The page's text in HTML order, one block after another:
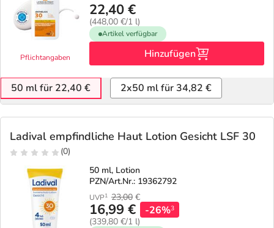
Pflichtangaben
22,40 €
(448,00 €/1 l)
Artikel verfügbar
Hinzufügen
50 ml für 22,40 € 2x50 ml für 34,82 €
Ladival empfindliche Haut Lotion Gesicht LSF 30
(0)
50 ml, Lotion
PZN/Art.Nr.: 19362792
UVP1 23,00 €
16,99 €
(339,80 €/1 l)
-26%3